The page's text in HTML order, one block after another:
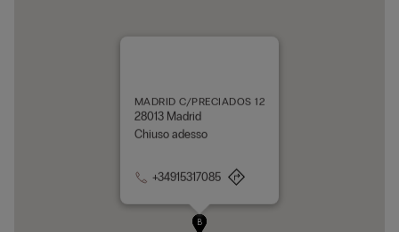
A
B
MADRID C/PRECIADOS 12
28013 Madrid
Chiuso adesso
+34915317085